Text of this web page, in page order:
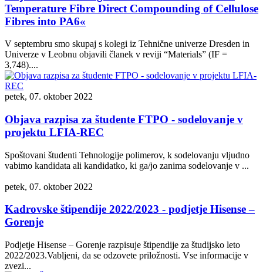
Temperature Fibre Direct Compounding of Cellulose
Fibres into PA6«
V septembru smo skupaj s kolegi iz Tehnične univerze Dresden in
Univerze v Leobnu objavili članek v reviji “Materials” (IF =
3,748)....
petek, 07. oktober 2022
Objava razpisa za študente FTPO - sodelovanje v
projektu LFIA-REC
Spoštovani študenti Tehnologije polimerov, k sodelovanju vljudno
vabimo kandidata ali kandidatko, ki ga/jo zanima sodelovanje v ...
petek, 07. oktober 2022
Kadrovske štipendije 2022/2023 - podjetje Hisense –
Gorenje
Podjetje Hisense – Gorenje razpisuje štipendije za študijsko leto
2022/2023.Vabljeni, da se odzovete priložnosti. Vse informacije v
zvezi...